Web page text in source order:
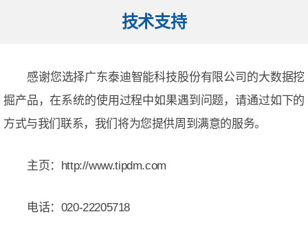
技术支持
感谢您选择广东泰迪智能科技股份有限公司的大数据挖
掘产品，在系统的使用过程中如果遇到问题，请通过如下的
方式与我们联系，我们将为您提供周到满意的服务。
主页：http://www.tipdm.com
电话：020-22205718